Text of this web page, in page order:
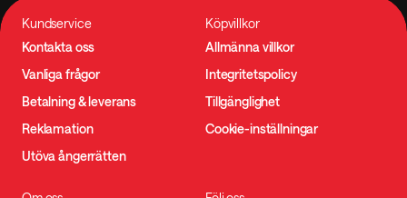
Kundservice
Kontakta oss
Vanliga frågor
Betalning & leverans
Reklamation
Utöva ångerrätten
Köpvillkor
Allmänna villkor
Integritetspolicy
Tillgänglighet
Cookie-inställningar